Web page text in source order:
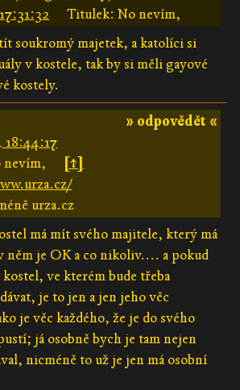
Titulek: No nevím,
soukromý majetek, a katolíci si
v kostele, tak by si měli gayové
kostely.
» odpovědět «
18:44:17
nevím,
[↑]
urza.cz
má mít svého majitele, který má
něm je OK a co nikoliv.... a pokud
ve kterém bude třeba
je to jen a jen jeho věc
je věc každého, že je do svého
já osobně bych je tam nejen
nicméně to už je jen má osobní